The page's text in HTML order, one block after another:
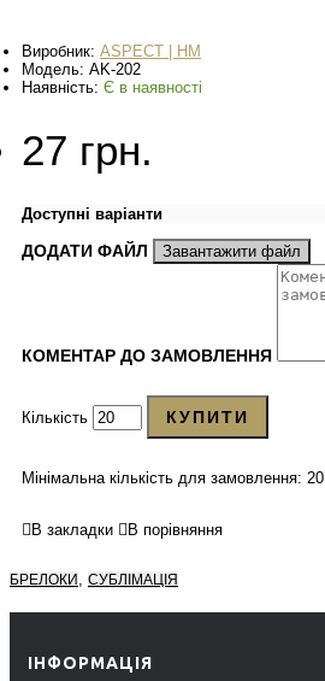
Виробник: ASPECT | HM
Модель: AK-202
Наявність: Є в наявності
27 грн.
Доступні варіанти
ДОДАТИ ФАЙЛ Завантажити файл
КОМЕНТАР ДО ЗАМОВЛЕННЯ
Кількість КУПИТИ
Мінімальна кількість для замовлення: 20
В закладки В порівняння
БРЕЛОКИ СУБЛІМАЦІЯ
ІНФОРМАЦІЯ